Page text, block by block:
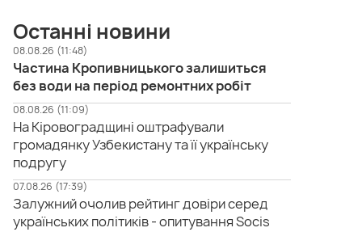
Останні новини
08.08.26 (11:48)
Частина Кропивницького залишиться
без води на період ремонтних робіт
08.08.26 (11:09)
На Кіровоградщині оштрафували
громадянку Узбекистану та її українську
подругу
07.08.26 (17:39)
Залужний очолив рейтинг довіри серед
українських політиків - опитування Socis